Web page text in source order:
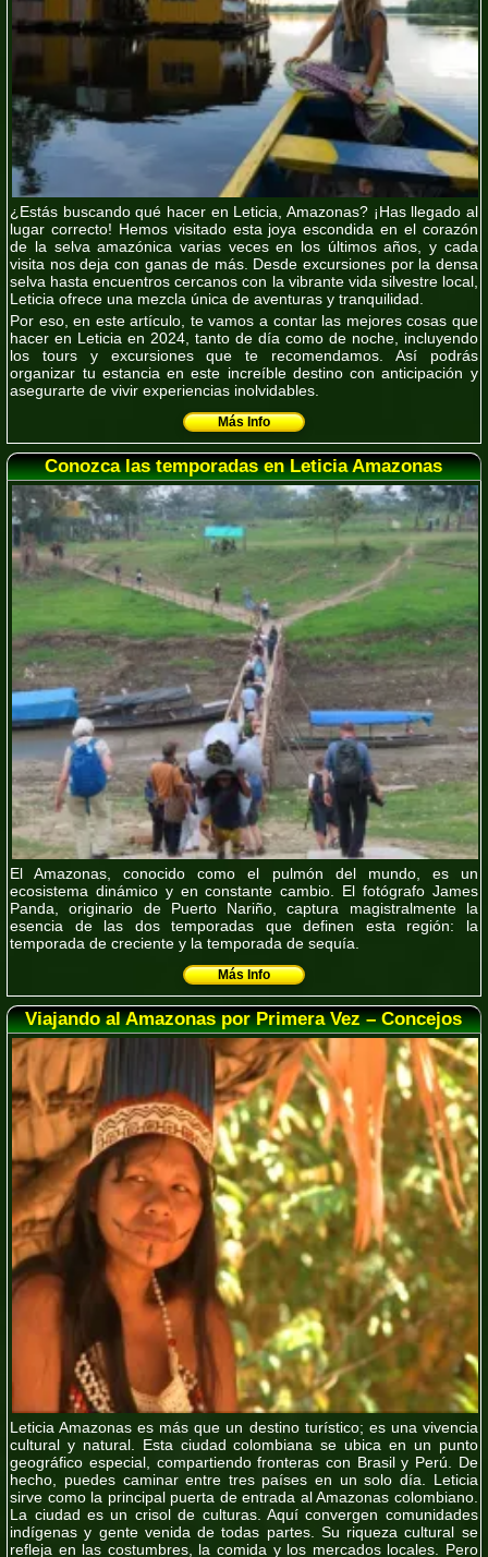
¿Estás buscando qué hacer en Leticia, Amazonas? ¡Has llegado al
lugar correcto! Hemos visitado esta joya escondida en el corazón
de la selva amazónica varias veces en los últimos años, y cada
visita nos deja con ganas de más. Desde excursiones por la densa
selva hasta encuentros cercanos con la vibrante vida silvestre local,
Leticia ofrece una mezcla única de aventuras y tranquilidad.
Por eso, en este artículo, te vamos a contar las mejores cosas que
hacer en Leticia en 2024, tanto de día como de noche, incluyendo
los tours y excursiones que te recomendamos. Así podrás
organizar tu estancia en este increíble destino con anticipación y
asegurarte de vivir experiencias inolvidables.
Más Info
Conozca las temporadas en Leticia Amazonas
El Amazonas, conocido como el pulmón del mundo, es un
ecosistema dinámico y en constante cambio. El fotógrafo James
Panda, originario de Puerto Nariño, captura magistralmente la
esencia de las dos temporadas que definen esta región: la
temporada de creciente y la temporada de sequía.
Más Info
Viajando al Amazonas por Primera Vez – Concejos
Leticia Amazonas es más que un destino turístico; es una vivencia
cultural y natural. Esta ciudad colombiana se ubica en un punto
geográfico especial, compartiendo fronteras con Brasil y Perú. De
hecho, puedes caminar entre tres países en un solo día. Leticia
sirve como la principal puerta de entrada al Amazonas colombiano.
La ciudad es un crisol de culturas. Aquí convergen comunidades
indígenas y gente venida de todas partes. Su riqueza cultural se
refleja en las costumbres, la comida y los mercados locales. Pero